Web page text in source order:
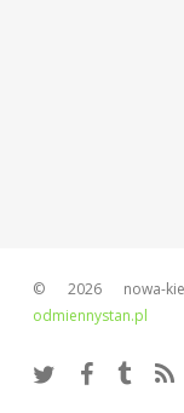
© 2026 nowa-
odmiennystan.pl
twitter facebooktumblrRSS